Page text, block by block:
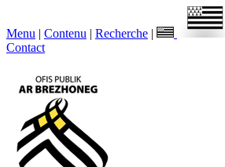
Menu | Contenu | Recherche |
Contact